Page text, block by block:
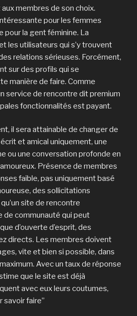
membres de son choix.
pour les femmes
pour la gent féminine. La
les utilisateurs qui s’y trouvent
relations sérieuses. Forcément,
sur des profils qui se
manière de faire. Comme
service de rencontre dit premium
fonctionnalités est payant.
il sera attainable de changer de
et amical uniquement, une
ou une conversation profonde en
Présence de membres
faible, pas uniquement basé
des sollicitations
site de rencontre
de communauté qui peut
d’ouverte d’esprit, des
directs. Les membres doivent
vite et bien si possible, dans
Avec un taux de réponse
que le site est déjà
avec eux leurs coutumes,
savoir faire”